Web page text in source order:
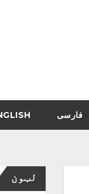
فارسی
لټون